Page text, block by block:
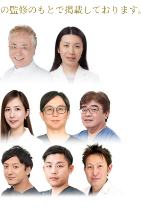
監修のもとで掲載しております。